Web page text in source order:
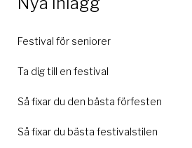
Festival för seniorer
Ta dig till en festival
Så fixar du den bästa förfesten
Så fixar du bästa festivalstilen